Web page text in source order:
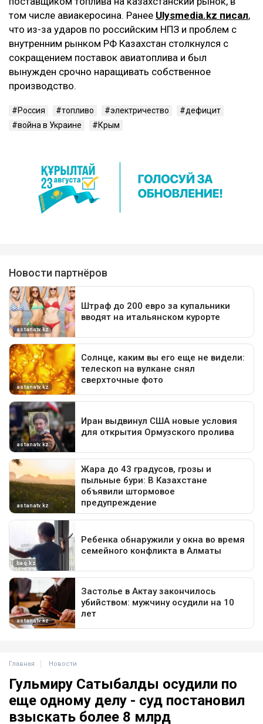
том числе авиакеросина. Ранее Ulysmedia.kz писал,
что из-за ударов по российским НПЗ и проблем с
внутренним рынком РФ Казахстан столкнулся с
сокращением поставок авиатоплива и был
вынужден срочно наращивать собственное
производство.
Россия топливо электричество
дефицит
война в Украине
Крым
Главная Новости
Гульмиру Сатыбалды осудили по
еще одному делу - суд постановил
взыскать более 8 млрд